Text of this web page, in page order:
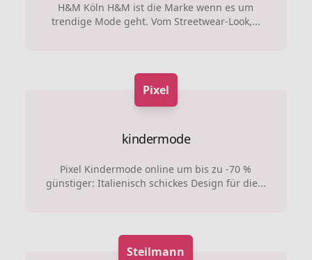
H&M Köln H&M ist die Marke wenn es um
trendige Mode geht. Vom Streetwear-Look,...
Pixel
kindermode
Pixel Kindermode online um bis zu -70 %
günstiger: Italienisch schickes Design für die...
Steilmann